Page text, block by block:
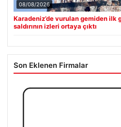
08/08/2026
Karadeniz’de vurulan gemiden ilk
saldırının izleri ortaya çıktı
Son Eklenen Firmalar